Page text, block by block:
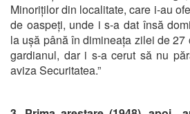
Minoriților din localitate, care i-au
de oaspeți, unde i s-a dat însă
la ușă până în dimineața zilei de 27
gardianul, dar i s-a cerut să nu
aviza Securitatea.”